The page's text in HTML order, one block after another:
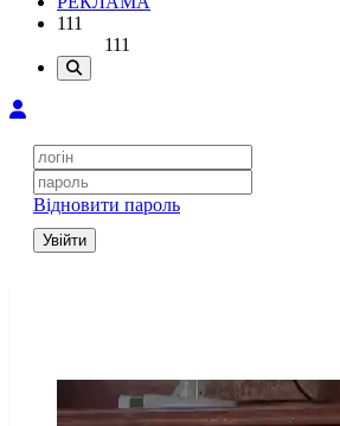
111
111
Відновити пароль
Увійти